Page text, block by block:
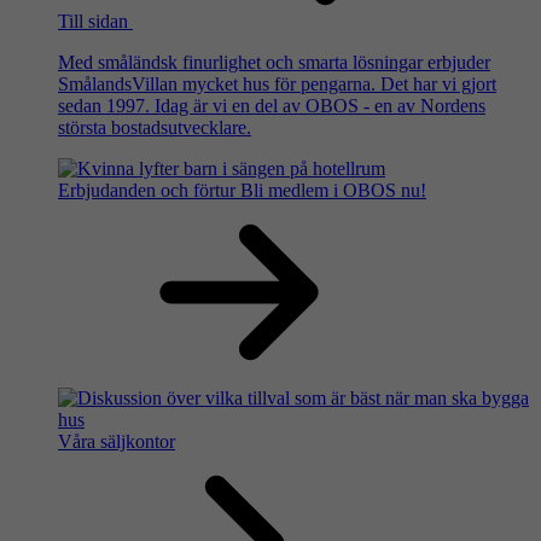
Till sidan
Med småländsk finurlighet och smarta lösningar erbjuder
SmålandsVillan mycket hus för pengarna. Det har vi gjort
sedan 1997. Idag är vi en del av OBOS - en av Nordens
största bostadsutvecklare.
Erbjudanden och förtur Bli medlem i OBOS nu!
Våra säljkontor